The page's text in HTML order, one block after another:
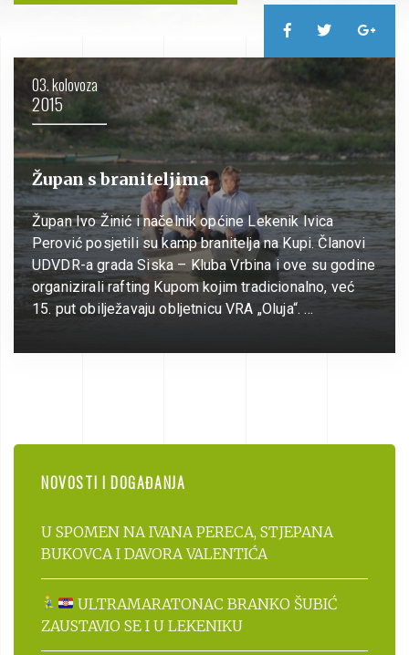
03. kolovoza
2015
Župan s braniteljima
Župan Ivo Žinić i načelnik općine Lekenik Ivica
Perović posjetili su kamp branitelja na Kupi. Članovi
UDVDR-a grada Siska – Kluba Vrbina i ove su godine
organizirali rafting Kupom kojim tradicionalno, već
15. put obilježavaju obljetnicu VRA „Oluja“. …
NOVOSTI I DOGAĐANJA
U SPOMEN NA IVANA PERECA, STJEPANA
BUKOVCA I DAVORA VALENTIĆA
ULTRAMARATONAC BRANKO ŠUBIĆ
ZAUSTAVIO SE I U LEKENIKU